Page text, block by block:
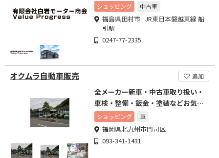
ショッピング 中古車
福島県田村市 JR東日本磐越東線 船
引駅
0247-77-2335
オクムラ自動車販売 追加
全メーカー新車・中古車取り扱い・
車検・整備・鈑金・塗装などお気軽
にショッピング 車
福岡県北九州市門司区
093-341-1431